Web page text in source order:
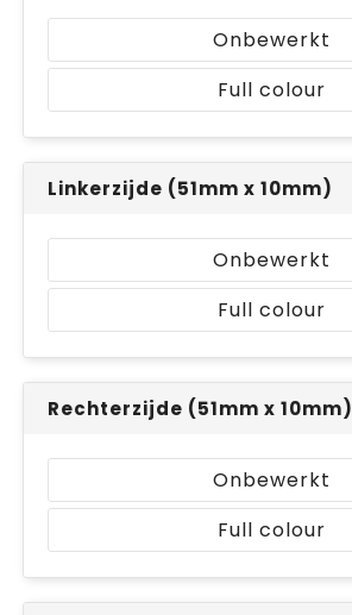
Onbewerkt
Full colour
Linkerzijde (51mm x 10mm)
Onbewerkt
Full colour
Rechterzijde (51mm x 10mm)
Onbewerkt
Full colour